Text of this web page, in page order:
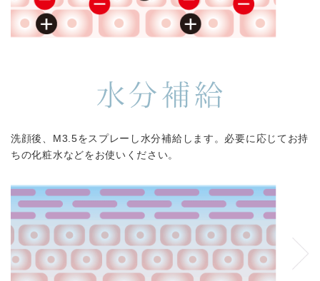
洗顔後、M3.5をスプレーし水分補給します。必要に応じてお持
ちの化粧水などをお使いください。